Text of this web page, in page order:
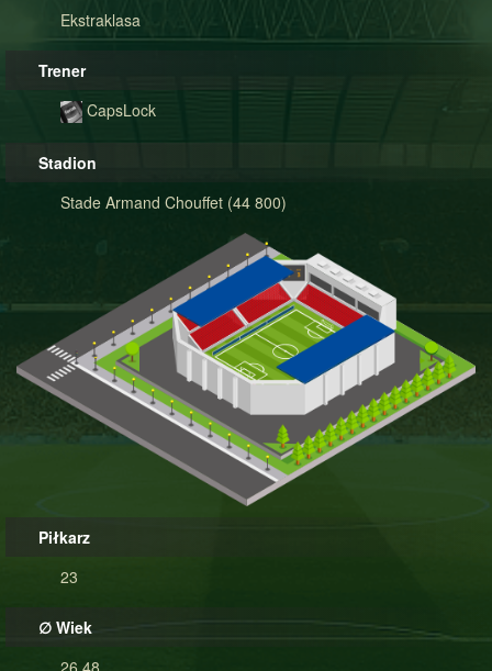
Ekstraklasa
Trener
CapsLock
Stadion
Stade Armand Chouffet (44 800)
Piłkarz
23
∅ Wiek
26.48